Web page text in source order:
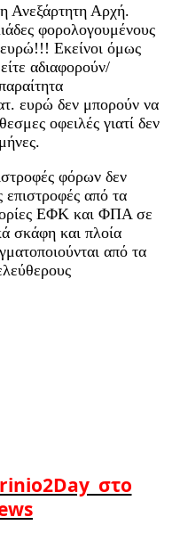
Ανεξάρτητη Αρχή.
φορολογουμένους
ευρώ!!! Εκείνοι όμως
αδιαφορούν/
ευρώ δεν μπορούν να
οφειλές γιατί δεν
φόρων δεν
επιστροφές από τα
ΕΦΚ και ΦΠΑ σε
σκάφη και πλοία
από τα
στο